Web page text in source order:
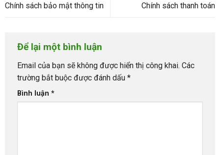
Chính sách bảo mật thông tin Chính sách thanh toán
Để lại một bình luận
Email của bạn sẽ không được hiển thị công khai. Các
trường bắt buộc được đánh dấu *
Bình luận *